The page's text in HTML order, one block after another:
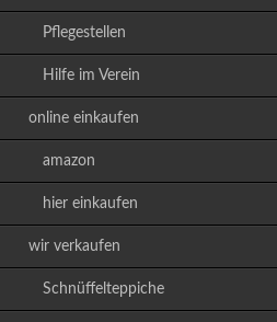
Pflegestellen
Hilfe im Verein
online einkaufen
amazon
hier einkaufen
wir verkaufen
Schnüffelteppiche